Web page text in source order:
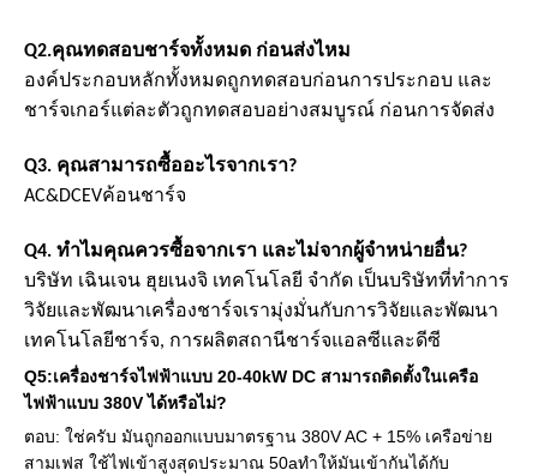
Q2.คุณทดสอบชาร์จทั้งหมด ก่อนส่งไหม
องค์ประกอบหลักทั้งหมดถูกทดสอบก่อนการประกอบ และ
ชาร์จเกอร์แต่ละตัวถูกทดสอบอย่างสมบูรณ์ ก่อนการจัดส่ง
Q3. คุณสามารถซื้ออะไรจากเรา?
AC&DCEVค้อนชาร์จ
Q4. ทําไมคุณควรซื้อจากเรา และไม่จากผู้จําหน่ายอื่น?
บริษัท เฉินเจน ฮุยเนงจิ เทคโนโลยี จํากัด เป็นบริษัทที่ทําการ
วิจัยและพัฒนาเครื่องชาร์จเรามุ่งมั่นกับการวิจัยและพัฒนา
เทคโนโลยีชาร์จ, การผลิตสถานีชาร์จแอลซีและดีซี
Q5:เครื่องชาร์จไฟฟ้าแบบ 20-40kW DC สามารถติดตั้งในเครือ
ไฟฟ้าแบบ 380V ได้หรือไม่?
ตอบ: ใช่ครับ มันถูกออกแบบมาตรฐาน 380V AC + 15% เครือข่าย
สามเฟส ใช้ไฟเข้าสูงสุดประมาณ 50aทําให้มันเข้ากันได้กับ